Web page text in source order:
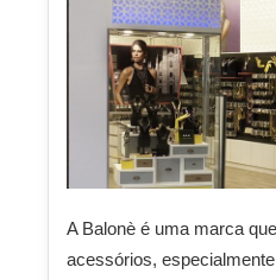
A Balonè é uma marca
acessórios,